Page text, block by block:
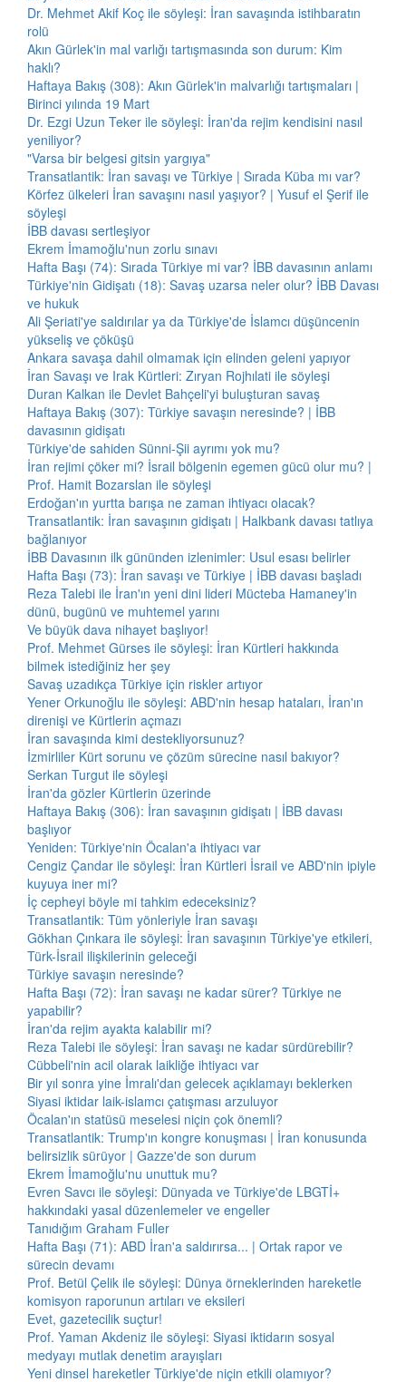
Dr. Mehmet Akif Koç ile söyleşi: İran savaşında istihbaratın
rolü
Akın Gürlek'in mal varlığı tartışmasında son durum: Kim
haklı?
Haftaya Bakış (308): Akın Gürlek'in malvarlığı tartışmaları |
Birinci yılında 19 Mart
Dr. Ezgi Uzun Teker ile söyleşi: İran'da rejim kendisini nasıl
yeniliyor?
"Varsa bir belgesi gitsin yargıya"
Transatlantik: İran savaşı ve Türkiye | Sırada Küba mı var?
Körfez ülkeleri İran savaşını nasıl yaşıyor? | Yusuf el Şerif ile
söyleşi
İBB davası sertleşiyor
Ekrem İmamoğlu'nun zorlu sınavı
Hafta Başı (74): Sırada Türkiye mi var? İBB davasının anlamı
Türkiye'nin Gidişatı (18): Savaş uzarsa neler olur? İBB Davası
ve hukuk
Ali Şeriati'ye saldırılar ya da Türkiye'de İslamcı düşüncenin
yükseliş ve çöküşü
Ankara savaşa dahil olmamak için elinden geleni yapıyor
İran Savaşı ve Irak Kürtleri: Zıryan Rojhılati ile söyleşi
Duran Kalkan ile Devlet Bahçeli'yi buluşturan savaş
Haftaya Bakış (307): Türkiye savaşın neresinde? | İBB
davasının gidişatı
Türkiye'de sahiden Sünni-Şii ayrımı yok mu?
İran rejimi çöker mi? İsrail bölgenin egemen gücü olur mu? |
Prof. Hamit Bozarslan ile söyleşi
Erdoğan'ın yurtta barışa ne zaman ihtiyacı olacak?
Transatlantik: İran savaşının gidişatı | Halkbank davası tatlıya
bağlanıyor
İBB Davasının ilk gününden izlenimler: Usul esası belirler
Hafta Başı (73): İran savaşı ve Türkiye | İBB davası başladı
Reza Talebi ile İran'ın yeni dini lideri Mücteba Hamaney'in
dünü, bugünü ve muhtemel yarını
Ve büyük dava nihayet başlıyor!
Prof. Mehmet Gürses ile söyleşi: İran Kürtleri hakkında
bilmek istediğiniz her şey
Savaş uzadıkça Türkiye için riskler artıyor
Yener Orkunoğlu ile söyleşi: ABD'nin hesap hataları, İran'ın
direnişi ve Kürtlerin açmazı
İran savaşında kimi destekliyorsunuz?
İzmirliler Kürt sorunu ve çözüm sürecine nasıl bakıyor?
Serkan Turgut ile söyleşi
İran'da gözler Kürtlerin üzerinde
Haftaya Bakış (306): İran savaşının gidişatı | İBB davası
başlıyor
Yeniden: Türkiye'nin Öcalan'a ihtiyacı var
Cengiz Çandar ile söyleşi: İran Kürtleri İsrail ve ABD'nin ipiyle
kuyuya iner mi?
İç cepheyi böyle mi tahkim edeceksiniz?
Transatlantik: Tüm yönleriyle İran savaşı
Gökhan Çınkara ile söyleşi: İran savaşının Türkiye'ye etkileri,
Türk-İsrail ilişkilerinin geleceği
Türkiye savaşın neresinde?
Hafta Başı (72): İran savaşı ne kadar sürer? Türkiye ne
yapabilir?
İran'da rejim ayakta kalabilir mi?
Reza Talebi ile söyleşi: İran savaşı ne kadar sürdürebilir?
Cübbeli'nin acil olarak laikliğe ihtiyacı var
Bir yıl sonra yine İmralı'dan gelecek açıklamayı beklerken
Siyasi iktidar laik-islamcı çatışması arzuluyor
Öcalan'ın statüsü meselesi niçin çok önemli?
Transatlantik: Trump'ın kongre konuşması | İran konusunda
belirsizlik sürüyor | Gazze'de son durum
Ekrem İmamoğlu'nu unuttuk mu?
Evren Savcı ile söyleşi: Dünyada ve Türkiye'de LBGTİ+
hakkındaki yasal düzenlemeler ve engeller
Tanıdığım Graham Fuller
Hafta Başı (71): ABD İran'a saldırırsa... | Ortak rapor ve
sürecin devamı
Prof. Betül Çelik ile söyleşi: Dünya örneklerinden hareketle
komisyon raporunun artıları ve eksileri
Evet, gazetecilik suçtur!
Prof. Yaman Akdeniz ile söyleşi: Siyasi iktidarın sosyal
medyayı mutlak denetim arayışları
Yeni dinsel hareketler Türkiye'de niçin etkili olamıyor?